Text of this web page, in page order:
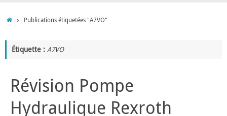
AccueilPublications étiquetées "A7VO"
Étiquette : A7VO
Révision Pompe
Hydraulique Rexroth